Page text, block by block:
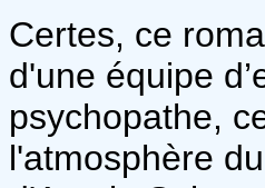
Certes, ce
d'une équipe
psychopathe,
l'atmosphère